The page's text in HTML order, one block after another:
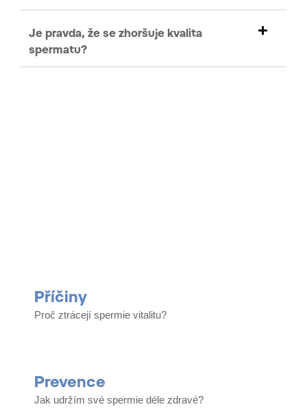
Je pravda, že se zhoršuje kvalita
spermatu?
Příčiny​
Proč ztrácejí spermie vitalitu?​
Prevence​
Jak udržím své spermie déle zdravé?​